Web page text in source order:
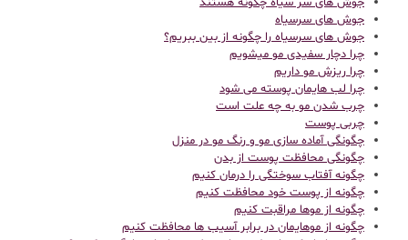
جوش های سرسیاه
جوش های سرسیاه را چگونه از بین ببریم؟
چرا دچار سفیدی مو میشویم
چرا ریزش مو داریم
چرا لب هایمان پوسته می شود
چرب شدن مو به چه علت است
چربی پوست
چگونگی آماده سازی مو و رنگ مو در منزل
چگونگی محافظت پوست از بدن
چگونه آفتاب سوختگی را درمان کنیم
چگونه از پوست خود محافظت کنیم
چگونه از موها مراقبت کنیم
چگونه از موهایمان در برابر آسیب ها محافظت کنیم